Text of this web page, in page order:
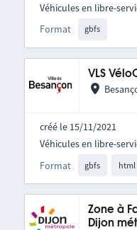
Format gbfs
Véhicules en libre-
VLS
créé le 15/11/2021
Format gbfs html
Véhicules en libre-
Zone à
Dijon